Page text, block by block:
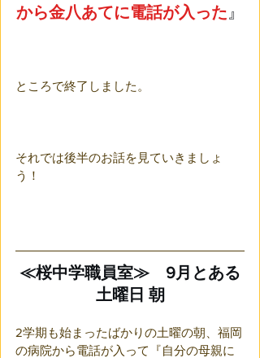
から金八あてに電話が入った 』
ところで終了しました。
それでは後半のお話を見ていきましょ
う！
≪桜中学職員室≫　9月とある
土曜日 朝
2学期も始まったばかりの土曜の朝、福岡
の病院から電話が入って『自分の母親に